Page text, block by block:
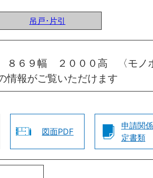
吊戸･片引
６９幅 ２０００高 〈モノ
情報がご覧いただけます
図面PDF
申請関
定書類